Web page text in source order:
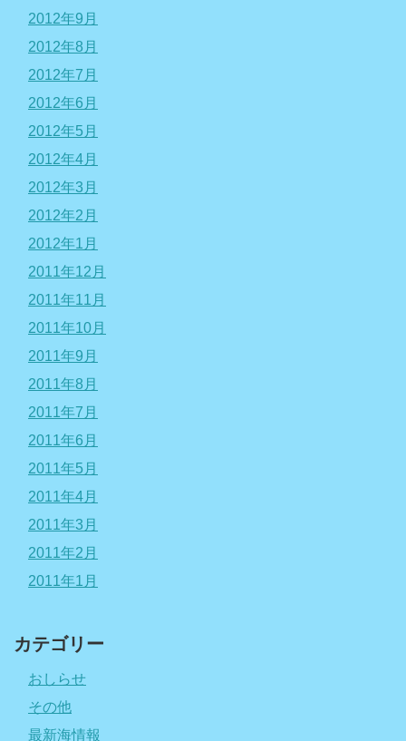
2012年9月
2012年8月
2012年7月
2012年6月
2012年5月
2012年4月
2012年3月
2012年2月
2012年1月
2011年12月
2011年11月
2011年10月
2011年9月
2011年8月
2011年7月
2011年6月
2011年5月
2011年4月
2011年3月
2011年2月
2011年1月
カテゴリー
おしらせ
その他
最新海情報